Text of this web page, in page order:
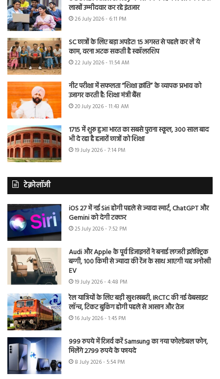
लाखों उम्मीदवार कर रहे इंतजार
26 July 2026 - 6:11 PM
SC छात्रों के लिए बड़ा अपडेट! 15 अगस्त से पहले कर लें ये
काम, वरना अटक सकती है स्कॉलरशिप
22 July 2026 - 11:54 AM
नीट परीक्षा में सफलता “शिक्षा क्रांति” के व्यापक प्रभाव को
उजागर करती है: शिक्षा मंत्री बैंस
20 July 2026 - 11:43 AM
1715 में शुरू हुआ भारत का सबसे पुराना स्कूल, 300 साल बाद
भी दे रहा है हजारों छात्रों को शिक्षा
19 July 2026 - 7:14 PM
टेक्नोलॉजी
iOS 27 में नई Siri होगी पहले से ज्यादा स्मार्ट, ChatGPT और
Gemini को देगी टक्कर
25 July 2026 - 7:52 PM
Audi और Apple के पूर्व डिजाइनरों ने बनाई लग्जरी इलेक्ट्रिक
बग्गी, 100 किमी से ज्यादा की रेंज के साथ आएगी यह अनोखी
EV
19 July 2026 - 4:48 PM
रेल यात्रियों के लिए बड़ी खुशखबरी, IRCTC की नई वेबसाइट
लॉन्च, टिकट बुकिंग होगी पहले से आसान और तेज
16 July 2026 - 1:45 PM
999 रुपये में रिजर्व करें Samsung का नया फोल्डेबल फोन,
मिलेंगे 2799 रुपये के फायदे
8 July 2026 - 5:54 PM